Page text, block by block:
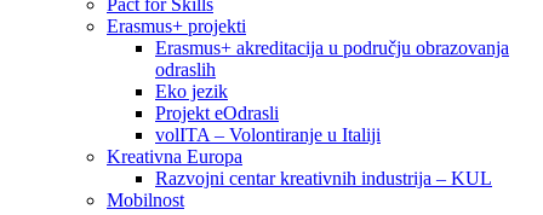
Pact for Skills
Erasmus+ projekti
Erasmus+ akreditacija u području obrazovanja
odraslih
Eko jezik
Projekt eOdrasli
volITA – Volontiranje u Italiji
Kreativna Europa
Razvojni centar kreativnih industrija – KUL
Mobilnost